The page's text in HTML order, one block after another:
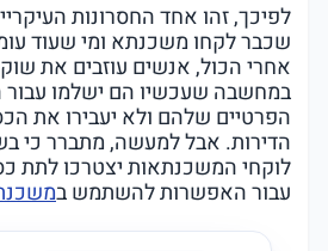
לפיכך, זהו אחד החסרונות
שכבר לקחו משכנתא ומי שעוד
אחרי הכול, אנשים עוזבים את
במחשבה שעכשיו הם ישלמו עבור
הפרטיים שלהם ולא יעבירו את
הדירות. אבל למעשה, מתברר כי
לוקחי המשכנתאות יצטרכו לתת
עבור האפשרות להשתמש ב